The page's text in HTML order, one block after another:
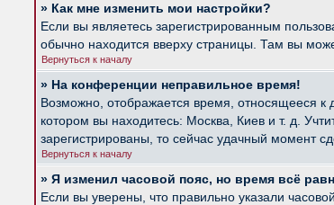
» Как мне изменить мои настройки?
Если вы являетесь зарегистрированным
обычно находится вверху страницы. Там вы
Вернуться к началу
» На конференции неправильное время!
Возможно, отображается время, относящееся к
котором вы находитесь: Москва, Киев и т. д.
зарегистрированы, то сейчас удачный момент
Вернуться к началу
» Я изменил часовой пояс, но время всё
Если вы уверены, что правильно указали